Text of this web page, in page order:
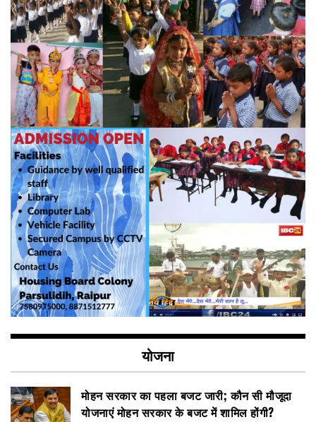
योजना
मोहन सरकार का पहला बजट जारी; कौन सी मौजूदा
योजनाएं मोहन सरकार के बजट में शामिल होंगी?